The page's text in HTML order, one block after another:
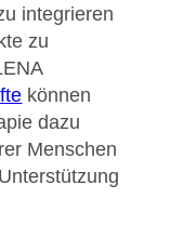
integrieren
zu
können
dazu
Menschen